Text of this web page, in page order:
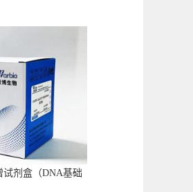
剂盒（DNA基础